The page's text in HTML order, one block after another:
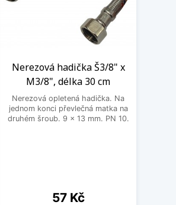
Nerezová hadička Š3/8" x
M3/8", délka 30 cm
Nerezová opletená hadička. Na
jednom konci převlečná matka na
druhém šroub. 9 x 13 mm. PN 10.
Cena
57 Kč